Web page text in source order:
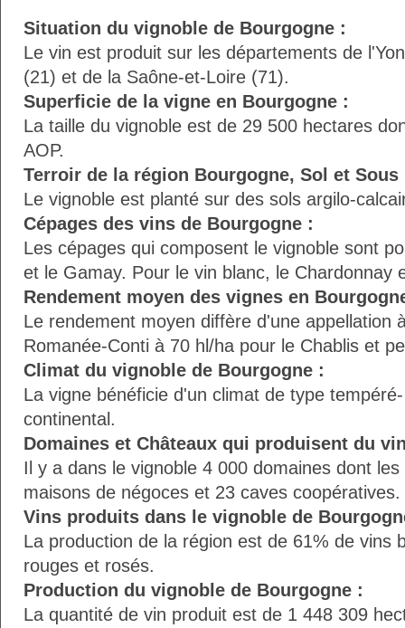
Situation du vignoble de Bourgogne :
Le vin est produit sur les départements de
(21) et de la Saône-et-Loire (71).
Superficie de la vigne en Bourgogne :
La taille du vignoble est de 29 500 hectares
AOP.
Terroir de la région Bourgogne, Sol et Sous
Le vignoble est planté sur des sols argilo-
Cépages des vins de Bourgogne :
Les cépages qui composent le vignoble sont
et le Gamay. Pour le vin blanc, le Chardonnay
Rendement moyen des vignes en
Le rendement moyen diffère d'une appellation
Romanée-Conti à 70 hl/ha pour le Chablis et
Climat du vignoble de Bourgogne :
La vigne bénéficie d'un climat de type
continental.
Domaines et Châteaux qui produisent du
Il y a dans le vignoble 4 000 domaines dont
maisons de négoces et 23 caves coopératives.
Vins produits dans le vignoble de
La production de la région est de 61% de vins
rouges et rosés.
Production du vignoble de Bourgogne :
La quantité de vin produit est de 1 448 309